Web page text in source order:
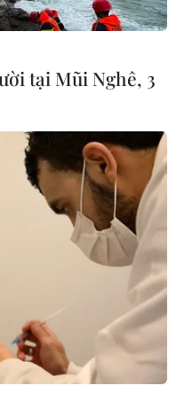
cung khí đốt
1
lo ngại phía Nga sẽ
ống Dòng chảy
bảo trì đã hoàn thành.
tại Mũi Nghê, 3